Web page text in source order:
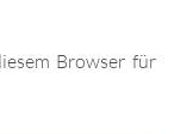
Browser für